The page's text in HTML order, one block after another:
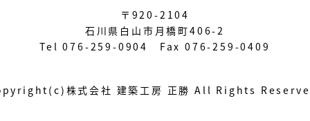
〒920-2104
石川県白山市月橋町406-2
Tel 076-259-0904 Fax 076-259-0409
株式会社 建築工房 正勝 All Rights